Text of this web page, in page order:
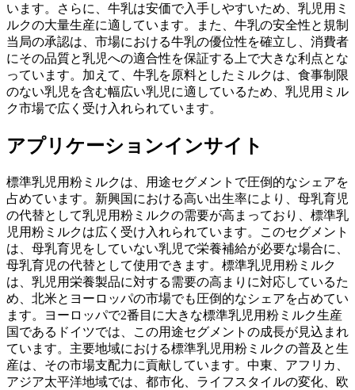
います。さらに、牛乳は安価で入手しやすいため、乳児用ミ
ルクの大量生産に適しています。また、牛乳の安全性と規制
当局の承認は、市場における牛乳の優位性を確立し、消費者
にその品質と乳児への適合性を保証する上で大きな利点とな
っています。加えて、牛乳を原料としたミルクは、食事制限
のない乳児を含む幅広い乳児に適しているため、乳児用ミル
ク市場で広く受け入れられています。
アプリケーションインサイト
標準乳児用粉ミルクは、用途セグメントで圧倒的なシェアを
占めています。新興国における高い出生率により、母乳育児
の代替として乳児用粉ミルクの需要が高まっており、標準乳
児用粉ミルクは広く受け入れられています。このセグメント
は、母乳育児をしていない乳児で栄養補給が必要な場合に、
母乳育児の代替として使用できます。標準乳児用粉ミルク
は、乳児用栄養製品に対する需要の高まりに対応しているた
め、北米とヨーロッパの市場でも圧倒的なシェアを占めてい
ます。ヨーロッパで2番目に大きな標準乳児用粉ミルク生産
国であるドイツでは、この用途セグメントの成長が見込まれ
ています。主要地域における標準乳児用粉ミルクの普及と生
産は、その市場支配力に貢献しています。中東、アフリカ、
アジア太平洋地域では、都市化、ライフスタイルの変化、欧